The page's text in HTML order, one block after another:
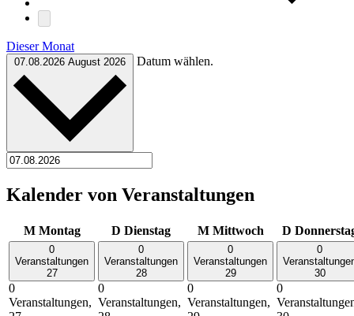
Dieser Monat
07.08.2026 August 2026 Datum wählen.
Kalender von Veranstaltungen
M Montag D Dienstag M Mittwoch D
0
Veranstaltungen
27
0
Veranstaltungen,
0
Veranstaltungen
28
0
Veranstaltungen,
0
Veranstaltungen
29
0
Veranstaltungen,
0
30
0